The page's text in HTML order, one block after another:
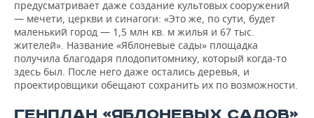
предусматривает даже создание культовых сооружений
— мечети, церкви и синагоги: «Это же, по сути, будет
маленький город — 1,5 млн кв. м жилья и 67 тыс.
жителей». Название «Яблоневые сады» площадка
получила благодаря плодопитомнику, который когда-то
здесь был. После него даже остались деревья, и
проектировщики обещают сохранить их по возможности.